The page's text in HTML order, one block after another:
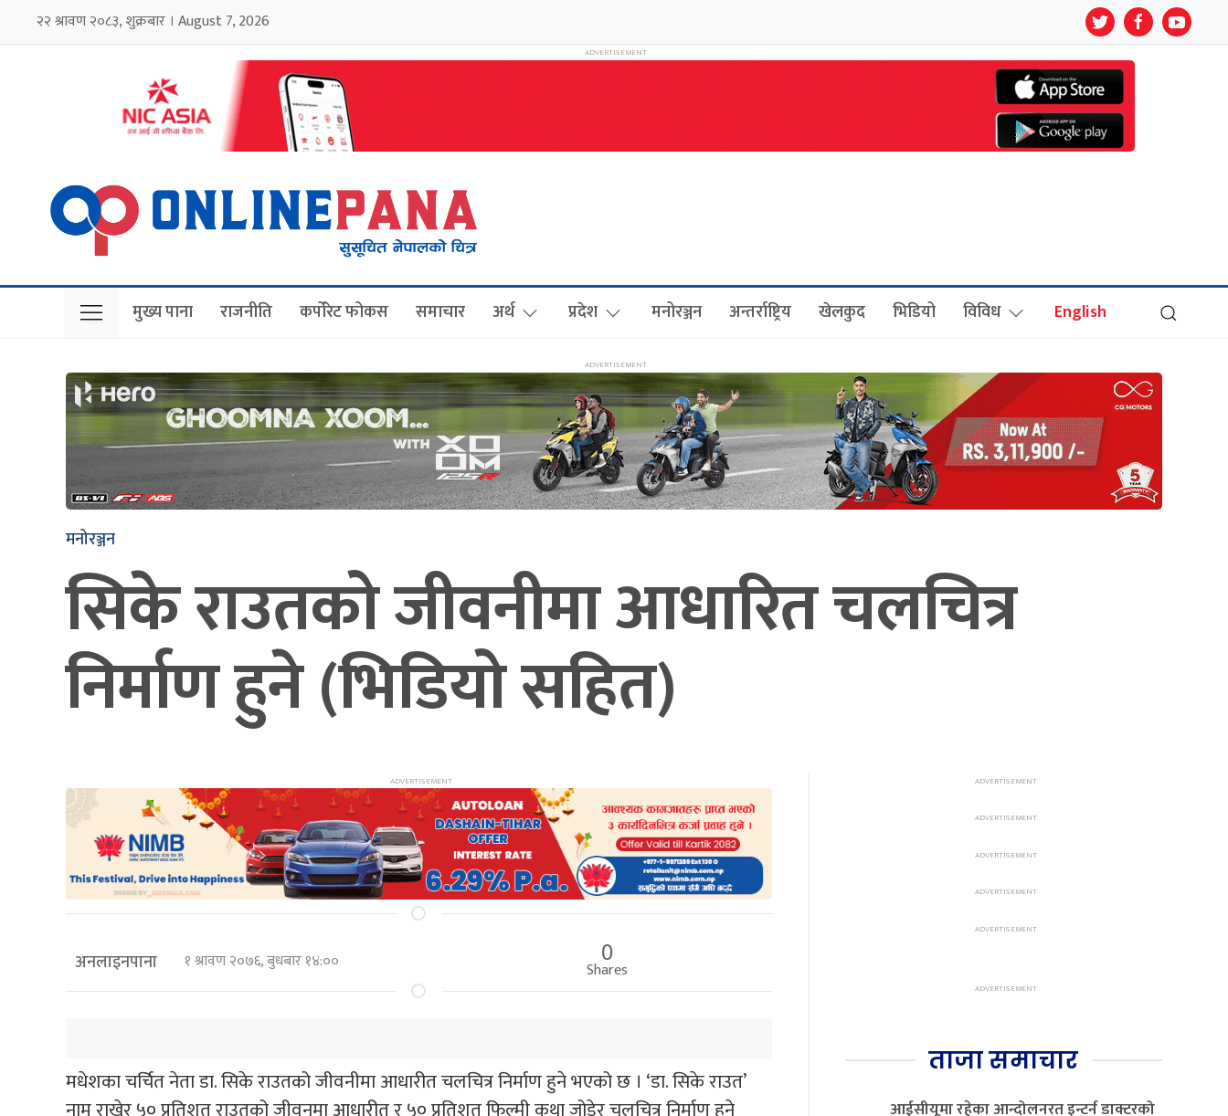
२२ श्रावण २०८३, शुक्रबार । August 7, 2026
मुख्य पाना राजनीति कर्पोरेट फोकस समाचार अर्थ प्रदेश मनोरञ्जन अन्तर्राष्ट्रिय खेलकुद भिडियो विविध English
मनोरञ्जन
सिके राउतको जीवनीमा आधारित चलचित्र
निर्माण हुने (भिडियो सहित)
अनलाइनपाना १ श्रावण २०७६, बुधबार १४:०० 0
Shares
मधेशका चर्चित नेता डा. सिके राउतको जीवनीमा आधारीत चलचित्र निर्माण हुने भएको छ । ‘डा. सिके राउत’
ताजा समाचार
आईसीयूमा रहेका आन्दोलनरत इन्टर्न डाक्टरको